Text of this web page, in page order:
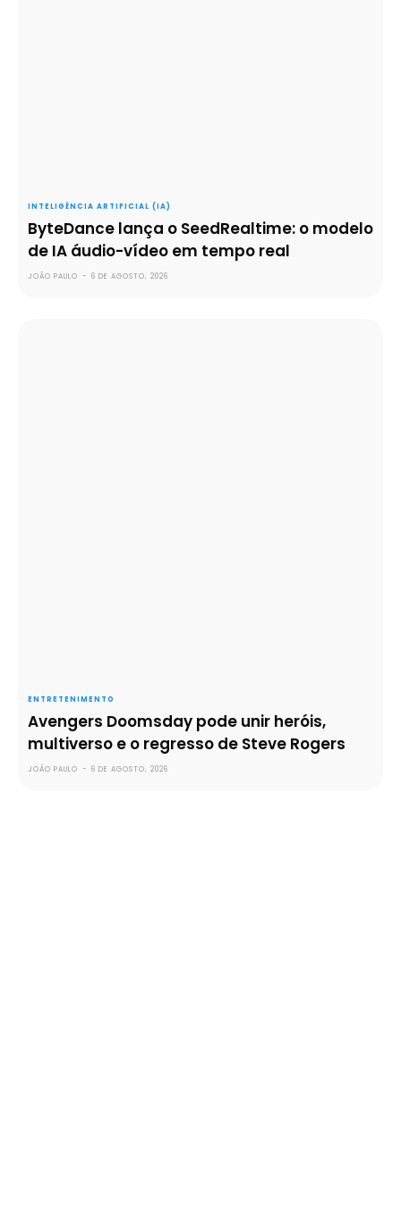
INTELIGÊNCIA ARTIFICIAL (IA)
ByteDance lança o SeedRealtime: o modelo
de IA áudio-vídeo em tempo real
JOÃO PAULO - 6 DE AGOSTO, 2026
ENTRETENIMENTO
Avengers Doomsday pode unir heróis,
multiverso e o regresso de Steve Rogers
JOÃO PAULO - 6 DE AGOSTO, 2026